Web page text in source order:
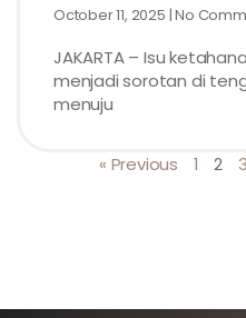
October 11, 2025 No
JAKARTA – Isu
menjadi sorotan di
menuju
« Previous 1 2 3